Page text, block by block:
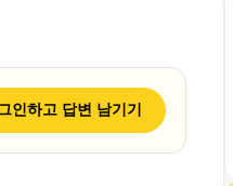
인하고 답변 남기기